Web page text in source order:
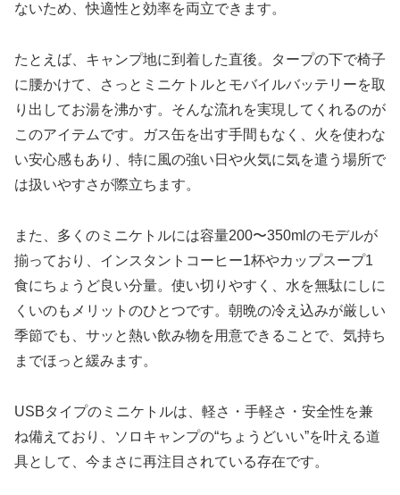
ないため、快適性と効率を両立できます。
たとえば、キャンプ地に到着した直後。タープの下で椅子
に腰かけて、さっとミニケトルとモバイルバッテリーを取
り出してお湯を沸かす。そんな流れを実現してくれるのが
このアイテムです。ガス缶を出す手間もなく、火を使わな
い安心感もあり、特に風の強い日や火気に気を遣う場所で
は扱いやすさが際立ちます。
また、多くのミニケトルには容量200〜350mlのモデルが
揃っており、インスタントコーヒー1杯やカップスープ1
食にちょうど良い分量。使い切りやすく、水を無駄にしに
くいのもメリットのひとつです。朝晩の冷え込みが厳しい
季節でも、サッと熱い飲み物を用意できることで、気持ち
までほっと緩みます。
USBタイプのミニケトルは、軽さ・手軽さ・安全性を兼
ね備えており、ソロキャンプの“ちょうどいい”を叶える道
具として、今まさに再注目されている存在です。